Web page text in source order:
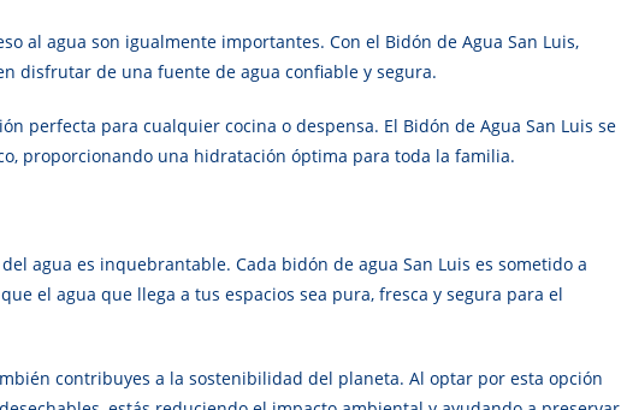
al agua son igualmente importantes. Con el Bidón de Agua San Luis,
disfrutar de una fuente de agua confiable y segura.
perfecta para cualquier cocina o despensa. El Bidón de Agua San Luis se
proporcionando una hidratación óptima para toda la familia.
del agua es inquebrantable. Cada bidón de agua San Luis es sometido a
el agua que llega a tus espacios sea pura, fresca y segura para el
contribuyes a la sostenibilidad del planeta. Al optar por esta opción